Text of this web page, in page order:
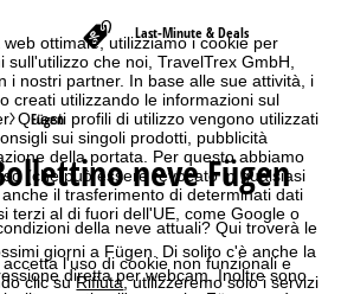
ottimale, utilizziamo i cookie per
che noi, TravelTrex GmbH,
i nostri partner. In base alle sue attività, i
creati utilizzando le informazioni sul
Questi profili di utilizzo vengono utilizzati
sui singoli prodotti, pubblicità
della portata. Per questo abbiamo
(che può essere revocato in qualsiasi
il trasferimento di determinati dati
terzi al di fuori dell'UE, come Google o
l'uso di cookie non funzionali e
clic suRifiuta, utilizzeremo solo i servizi
Last-Minute & Deals
Fügen
neve Fügen
della neve attuali? Qui troverà le
giorni a Fügen. Di solito c'è anche la
diretta per webcam. Inoltre sono